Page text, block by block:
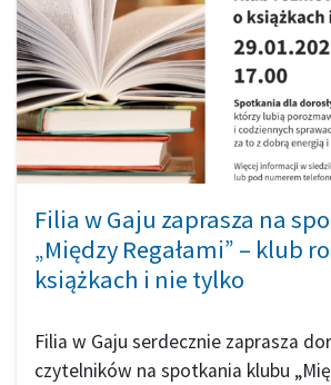
Filia w Gaju zaprasza na
„Między Regałami” – klub
książkach i nie tylko
Filia w Gaju serdecznie zaprasza
czytelników na spotkania klubu